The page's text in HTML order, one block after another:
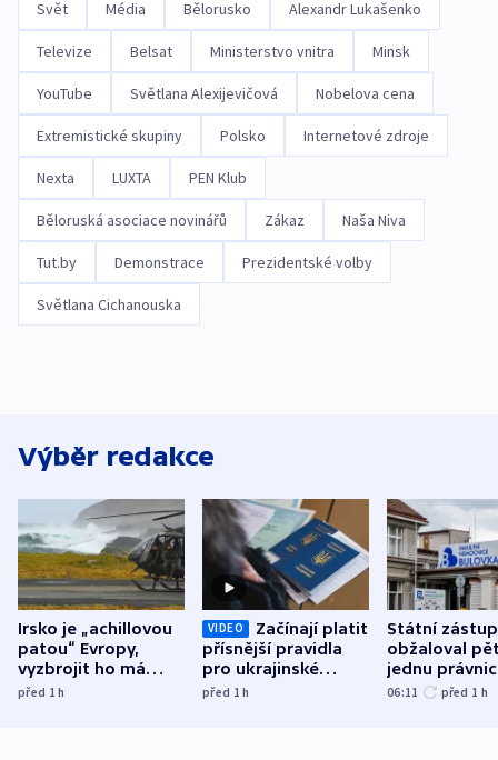
Svět Média Bělorusko Alexandr Lukašenko
Televize Belsat Ministerstvo vnitra Minsk
YouTube Světlana Alexijevičová Nobelova cena
Extremistické skupiny Polsko Internetové zdroje
Nexta LUXTA PEN Klub
Běloruská asociace novinářů Zákaz Naša Niva
Tut.by Demonstrace Prezidentské volby
Světlana Cichanouska
Výběr redakce
Irsko je „achillovou
patou“ Evropy,
vyzbrojit ho má
Francie
před 1h
VIDEO
Začínají platit
přísnější pravidla
pro ukrajinské
uprchlíky
před 1h
Státní
obžaloval
jednu
osobu v
06:11 před 1 h